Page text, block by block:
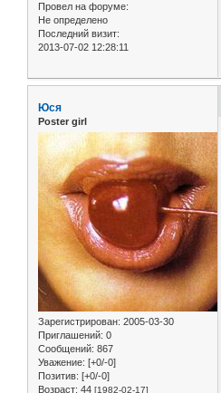
Провел на форуме:
Не определено
Последний визит:
2013-07-02 12:28:11
Юся
Poster girl
Зарегистрирован: 2005-03-30
Приглашений: 0
Сообщений: 867
Уважение: [+0/-0]
Позитив: [+0/-0]
Возраст: 44 [1982-02-17]